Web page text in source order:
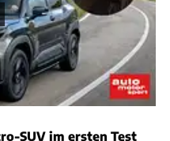
SUV im ersten Test